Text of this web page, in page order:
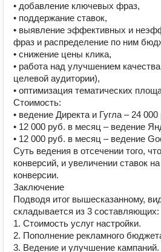
• добавление ключевых фраз,
• поддержание ставок,
• выявление эффективных и
фраз и распределение по ним
• снижение цены клика,
• работа над улучшением
целевой аудитории),
• оптимизация тематических
Стоимость:
• ведение Директа и Гугла – 24
• 12 000 руб. в месяц – ведение
• 12 000 руб. в месяц – ведение
Суть ведения в отсечении того,
конверсий, и увеличении ставок
конверсии.
Заключение
Подводя итог вышесказанному,
складывается из 3 составляющих:
1. Стоимость услуг настройки.
2. Пополнение рекламного
3. Ведение и улучшение кампаний.